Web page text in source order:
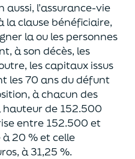
aussi, l’assurance-vie
la clause bénéficiaire,
la ou les personnes
à son décès, les
les capitaux issus
les 70 ans du défunt
à chacun des
hauteur de 152.500
entre 152.500 et
20 % et celle
à 31,25 %.